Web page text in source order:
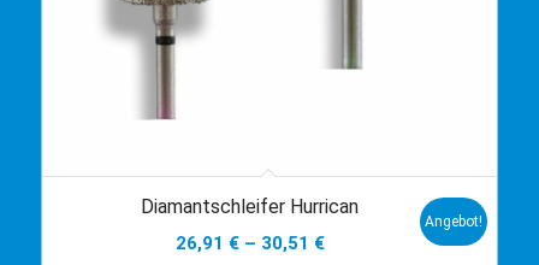
Diamantschleifer Hurrican
26,91 €– 30,51 €
Angebot!